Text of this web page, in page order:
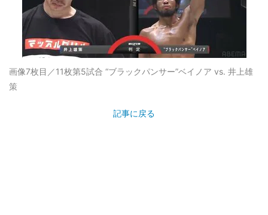
画像7枚目／11枚第5試合 “ブラックパンサー”ベイノア vs. 井上雄
策
記事に戻る